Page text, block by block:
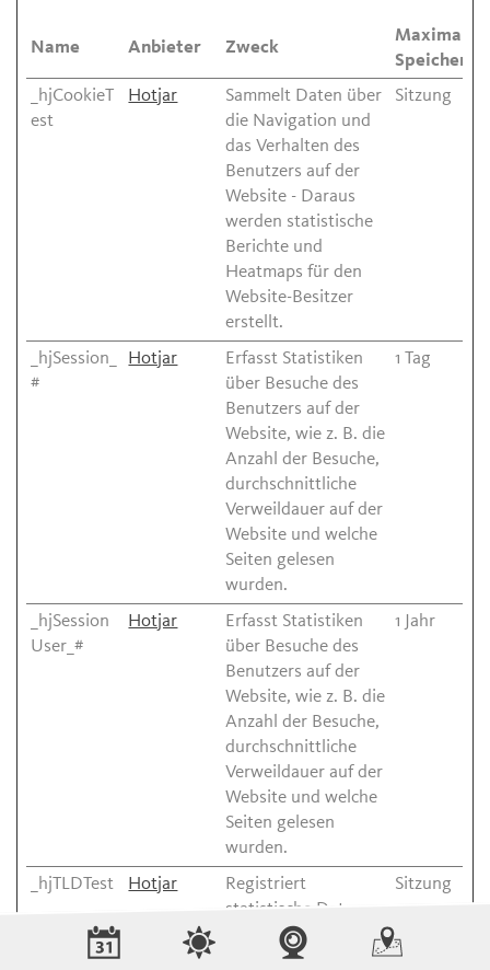
Name Anbieter Zweck
Maximale
_hjCookieT
est
Hotjar
Sammelt Daten über
die Navigation und
das Verhalten des
Benutzers auf der
Website - Daraus
werden statistische
Berichte und
Heatmaps für den
Website-Besitzer
erstellt.
Sitzung
_hjSession_
#
Hotjar
Erfasst Statistiken
über Besuche des
Benutzers auf der
Website, wie z. B. die
Anzahl der Besuche,
durchschnittliche
Verweildauer auf der
Website und welche
Seiten gelesen
wurden.
1 Tag
_hjSession
User_#
Hotjar
Erfasst Statistiken
über Besuche des
Benutzers auf der
Website, wie z. B. die
Anzahl der Besuche,
durchschnittliche
Verweildauer auf der
Website und welche
Seiten gelesen
wurden.
1 Jahr
_hjTLDTest Hotjar
Registriert
statistische Daten
über das Verhalten
der Besucher auf der
Sitzung